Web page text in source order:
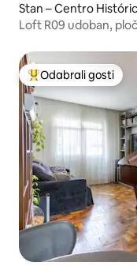
Stan – Centro
Loft R09 udoban,
Među najviše
Odabrali gosti